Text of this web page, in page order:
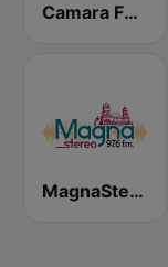
Camara FM 95.9
MagnaStereo